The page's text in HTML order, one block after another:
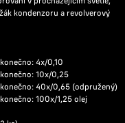
kondenzoru a revolverový
4x/0,10
10x/0,25
40x/0,65 (odpružený)
100x/1,25 olej